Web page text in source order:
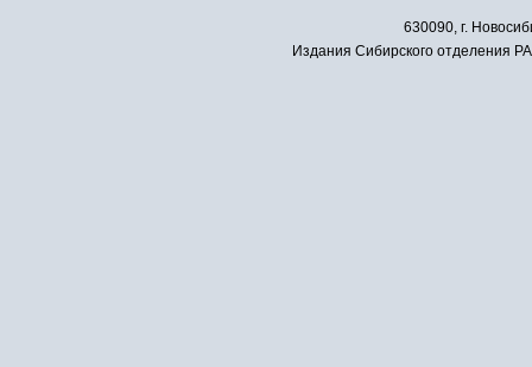
630090, г.
Издания Сибирского отделения